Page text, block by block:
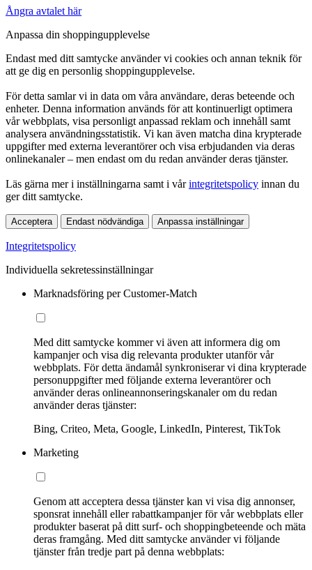
Ångra avtalet här
Anpassa din shoppingupplevelse
Endast med ditt samtycke använder vi cookies och annan teknik för
att ge dig en personlig shoppingupplevelse.
För detta samlar vi in data om våra användare, deras beteende och
enheter. Denna information används för att kontinuerligt optimera
vår webbplats, visa personligt anpassad reklam och innehåll samt
analysera användningsstatistik. Vi kan även matcha dina krypterade
uppgifter med externa leverantörer och visa erbjudanden via deras
onlinekanaler – men endast om du redan använder deras tjänster.
Läs gärna mer i inställningarna samt i vårintegritetspolicy innan du
ger ditt samtycke.
Acceptera Endast nödvändiga Anpassa inställningar
Integritetspolicy
Individuella sekretessinställningar
Marknadsföring per Customer-Match
Med ditt samtycke kommer vi även att informera dig om
kampanjer och visa dig relevanta produkter utanför vår
webbplats. För detta ändamål synkroniserar vi dina krypterade
personuppgifter med följande externa leverantörer och
använder deras onlineannonseringskanaler om du redan
använder deras tjänster:
Bing, Criteo, Meta, Google, LinkedIn, Pinterest, TikTok
Marketing
Genom att acceptera dessa tjänster kan vi visa dig annonser,
sponsrat innehåll eller rabattkampanjer för vår webbplats eller
produkter baserat på ditt surf- och shoppingbeteende och mäta
deras framgång. Med ditt samtycke använder vi följande
tjänster från tredje part på denna webbplats: